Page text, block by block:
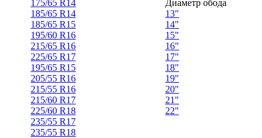
175/65 R14
185/65 R14
185/65 R15
195/60 R16
215/65 R16
225/65 R17
195/65 R15
205/55 R16
215/55 R16
215/60 R17
225/60 R18
235/55 R17
235/55 R18
Диаметр обода
13"
14"
15"
16"
17"
18"
19"
20"
21"
22"